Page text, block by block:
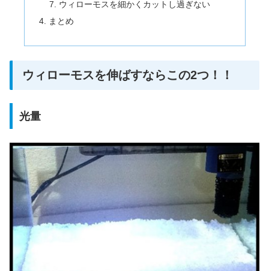
ウィローモスを細かくカットし過ぎない
まとめ
ウィローモスを伸ばすならこの2つ！！
光量